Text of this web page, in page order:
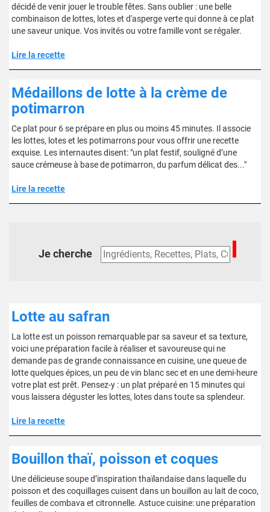
décidé de venir jouer le trouble fêtes. Sans oublier : une belle
combinaison de lottes, lotes et d'asperge verte qui donne à ce plat
une saveur unique. Vos invités ou votre famille vont se régaler.
Lire la recette
Médaillons de lotte à la crème de
potimarron
Ce plat pour 6 se prépare en plus ou moins 45 minutes. Il associe
les lottes, lotes et les potimarrons pour vous offrir une recette
exquise. Les internautes disent: "un plat festif, souligné d’une
sauce crémeuse à base de potimarron, du parfum délicat des..."
Lire la recette
Je cherche
Lotte au safran
La lotte est un poisson remarquable par sa saveur et sa texture,
voici une préparation facile à réaliser et savoureuse qui ne
demande pas de grande connaissance en cuisine, une queue de
lotte quelques épices, un peu de vin blanc sec et en une demi-heure
votre plat est prêt. Pensez-y : un plat préparé en 15 minutes qui
vous laissera déguster les lottes, lotes dans toute sa splendeur.
Lire la recette
Bouillon thaï, poisson et coques
Une délicieuse soupe d’inspiration thaïlandaise dans laquelle du
poisson et des coquillages cuisent dans un bouillon au lait de coco,
feuilles de combava et citronnelle. Astuce cuisine: une préparation